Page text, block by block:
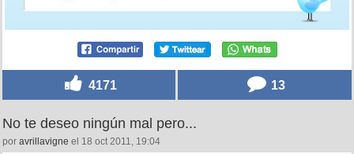
4171 13
No te deseo ningún mal pero...
por avrillavigne el 18 oct 2011, 19:04